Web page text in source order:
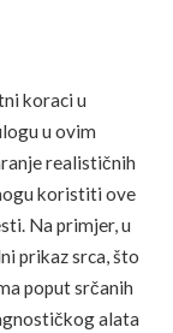
koraci u
u ovim
realističnih
koristiti ove
Na primjer, u
prikaz srca, što
poput srčanih
alata